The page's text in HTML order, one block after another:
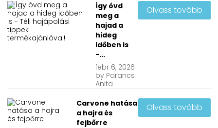
Így óvd
meg a
hajad a
hideg
időben is
-...
febr 6, 2026
by Parancs
Anita
Olvass tovább
Carvone hatása
a hajra és
fejbőrre
Olvass tovább